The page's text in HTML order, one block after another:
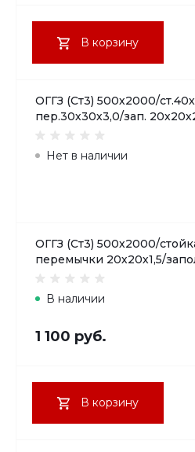
В корзину
ОГГЗ (Ст3) 500х2000/
пер.30х30х3,0/зап.
Нет в наличии
ОГГЗ (Ст3) 500х2000/
перемычки 20х20х1,5/
В наличии
1 100 руб.
В корзину